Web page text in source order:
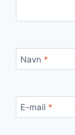
Navn *
E-mail *